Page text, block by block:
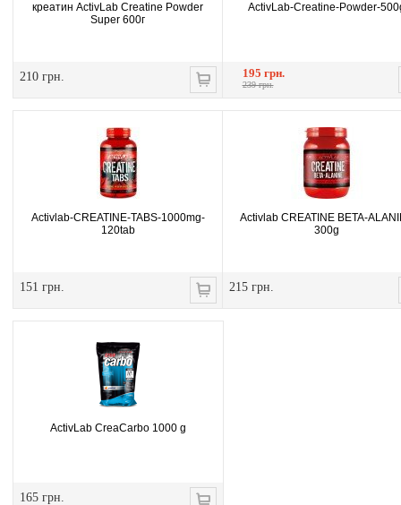
креатин ActivLab Creatine Powder
Super 600г
210 грн.
ActivLab-Creatine-Powder-
195 грн.
239 грн.
Activlab-CREATINE-TABS-1000mg-
120tab
151 грн.
Activlab CREATINE BETA-
300g
215 грн.
ActivLab CreaCarbo 1000 g
165 грн.